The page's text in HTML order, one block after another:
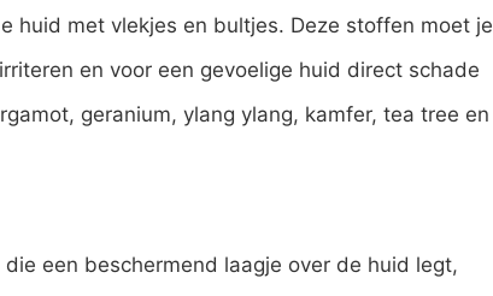
huid met vlekjes en bultjes. Deze stoffen moet je
en voor een gevoelige huid direct schade
geranium, ylang ylang, kamfer, tea tree en
een beschermend laagje over de huid legt,